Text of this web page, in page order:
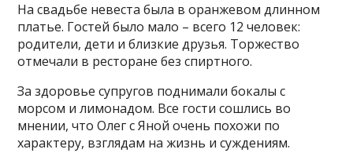
На свадьбе невеста была в оранжевом длинном
платье. Гостей было мало – всего 12 человек:
родители, дети и близкие друзья. Торжество
отмечали в ресторане без спиртного.
За здоровье супругов поднимали бокалы с
морсом и лимонадом. Все гости сошлись во
мнении, что Олег с Яной очень похожи по
характеру, взглядам на жизнь и суждениям.